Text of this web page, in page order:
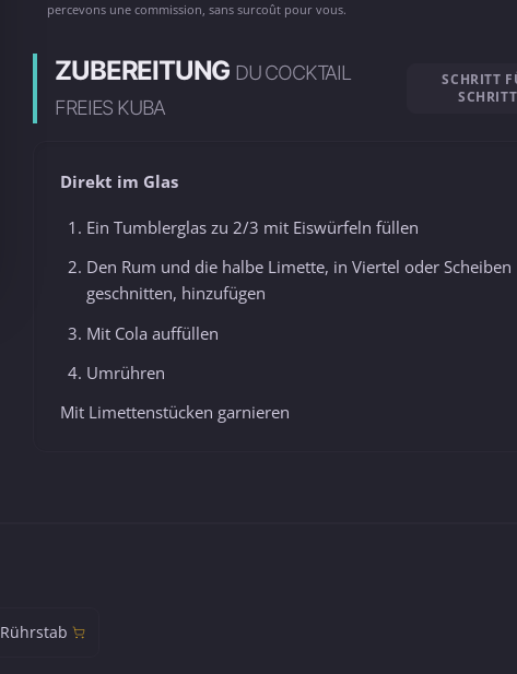
percevons une commission, sans surcoût pour vous.
ZUBEREITUNG DU COCKTAIL
FREIES KUBA
SCHRITT
SCHRITT
Direkt im Glas
Ein Tumblerglas zu 2/3 mit Eiswürfeln füllen
Den Rum und die halbe Limette, in Viertel oder Scheiben
geschnitten, hinzufügen
Mit Cola auffüllen
Umrühren
Mit Limettenstücken garnieren
Rührstab